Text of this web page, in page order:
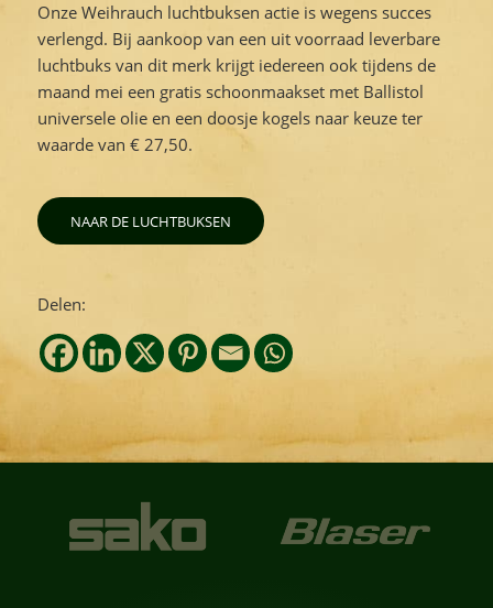
Onze Weihrauch luchtbuksen actie is wegens succes
verlengd. Bij aankoop van een uit voorraad leverbare
luchtbuks van dit merk krijgt iedereen ook tijdens de
maand mei een gratis schoonmaakset met Ballistol
universele olie en een doosje kogels naar keuze ter
waarde van € 27,50.
NAAR DE LUCHTBUKSEN
Delen: